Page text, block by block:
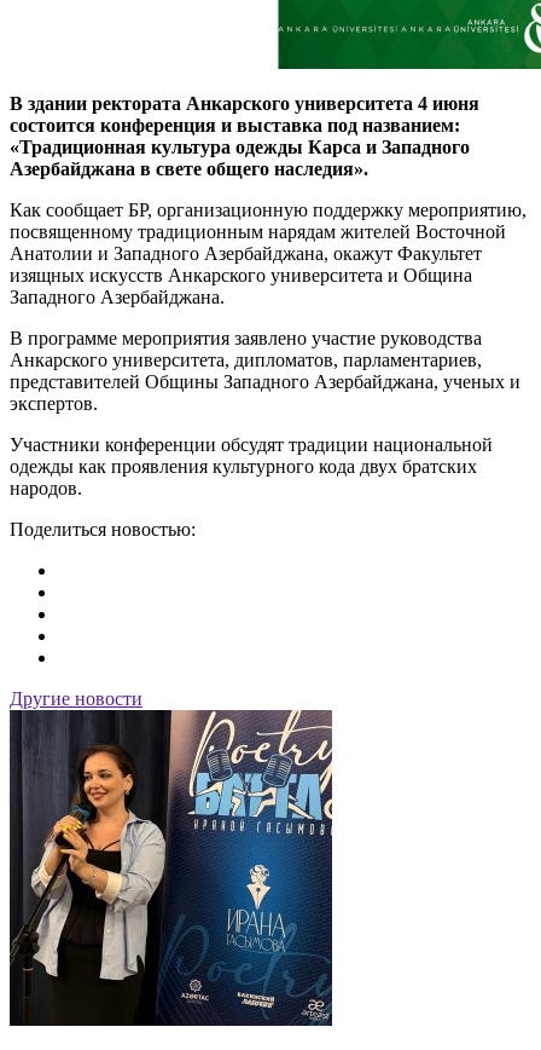
В здании ректората Анкарского университета 4 июня
состоится конференция и выставка под названием:
«Традиционная культура одежды Карса и Западного
Азербайджана в свете общего наследия».
Как сообщает БР, организационную поддержку мероприятию,
посвященному традиционным нарядам жителей Восточной
Анатолии и Западного Азербайджана, окажут Факультет
изящных искусств Анкарского университета и Община
Западного Азербайджана.
В программе мероприятия заявлено участие руководства
Анкарского университета, дипломатов, парламентариев,
представителей Общины Западного Азербайджана, ученых и
экспертов.
Участники конференции обсудят традиции национальной
одежды как проявления культурного кода двух братских
народов.
Поделиться новостью:
Другие новости